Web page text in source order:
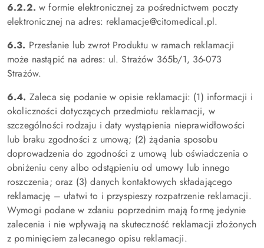
6.2.2. w formie elektronicznej za pośrednictwem poczty
elektronicznej na adres: reklamacje@citomedical.pl.
6.3. Przesłanie lub zwrot Produktu w ramach reklamacji
może nastąpić na adres: ul. Strażów 365b/1, 36-073
Strażów.
6.4. Zaleca się podanie w opisie reklamacji: (1) informacji i
okoliczności dotyczących przedmiotu reklamacji, w
szczególności rodzaju i daty wystąpienia nieprawidłowości
lub braku zgodności z umową; (2) żądania sposobu
doprowadzenia do zgodności z umową lub oświadczenia o
obniżeniu ceny albo odstąpieniu od umowy lub innego
roszczenia; oraz (3) danych kontaktowych składającego
reklamację – ułatwi to i przyspieszy rozpatrzenie reklamacji.
Wymogi podane w zdaniu poprzednim mają formę jedynie
zalecenia i nie wpływają na skuteczność reklamacji złożonych
z pominięciem zalecanego opisu reklamacji.